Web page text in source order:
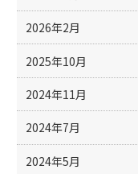
2026年2月
2025年10月
2024年11月
2024年7月
2024年5月